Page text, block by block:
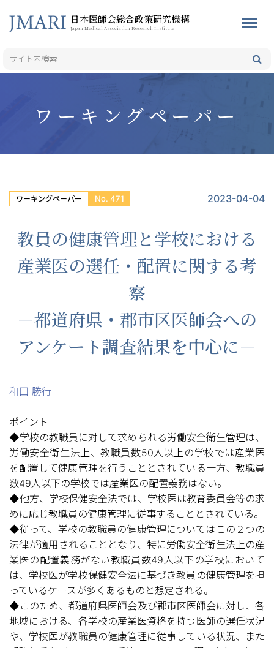
日本医師会総合政策研究機構
Japan Medical Association Research Institute
ワーキングペーパー
ワーキングペーパー No. 471 2023-04-04
教員の健康管理と学校における
産業医の選任・配置に関する考
察
－都道府県・郡市区医師会への
アンケート調査結果を中心に－
和田 勝行
ポイント
◆学校の教職員に対して求められる労働安全衛生管理は、
労働安全衛生法上、教職員数50人以上の学校では産業医
を配置して健康管理を行うこととされている一方、教職員
数49人以下の学校では産業医の配置義務はない。
◆他方、学校保健安全法では、学校医は教育委員会等の求
めに応じ教職員の健康管理に従事することとされている。
◆従って、学校の教職員の健康管理についてはこの２つの
法律が適用されることとなり、特に労働安全衛生法上の産
業医の配置義務がない教職員数49人以下の学校において
は、学校医が学校保健安全法に基づき教員の健康管理を担
っているケースが多くあるものと想定される。
◆このため、都道府県医師会及び郡市区医師会に対し、各
地域における、各学校の産業医資格を持つ医師の選任状況
や、学校医が教職員の健康管理に従事している状況、また